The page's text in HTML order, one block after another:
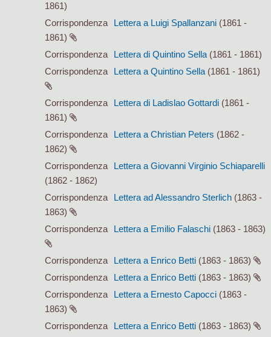
1861)
Corrispondenza
Lettera a Luigi Spallanzani (1861 -
1861)
Corrispondenza
Lettera di Quintino Sella (1861 - 1861)
Corrispondenza
Lettera a Quintino Sella (1861 - 1861)
Corrispondenza Lettera di Ladislao Gottardi (1861 -
1861)
Corrispondenza
Lettera a Christian Peters (1862 -
1862)
Corrispondenza
Lettera a Giovanni Virginio Schiaparelli
(1862 - 1862)
Corrispondenza
Lettera ad Alessandro Sterlich (1863 -
1863)
Corrispondenza
Lettera a Emilio Falaschi (1863 - 1863)
Corrispondenza Lettera a Enrico Betti (1863 - 1863)
Corrispondenza
Lettera a Enrico Betti (1863 - 1863)
Corrispondenza
Lettera a Ernesto Capocci (1863 -
1863)
Corrispondenza
Lettera a Enrico Betti (1863 - 1863)